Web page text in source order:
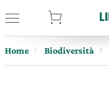
Home Biodiversità